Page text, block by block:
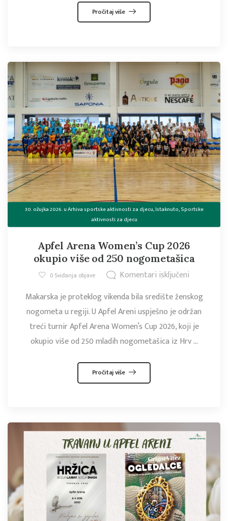
Pročitaj više
30. ožujka 2026.uArhiva sportske aktivnosti za djecu,Istaknuto,Sportske
aktivnosti za djecu
Apfel Arena Women’s Cup 2026
okupio više od 250 nogometašica
0Sviđanja objave
Komentari isključeni
Makarska je proteklog vikenda bila središte ženskog
nogometa u regiji. U Apfel Areni uspješno je održan
treći turnir Apfel Arena Women’s Cup 2026, koji je
okupio više od 250 mladih nogometašica iz Hrv ...
Pročitaj više